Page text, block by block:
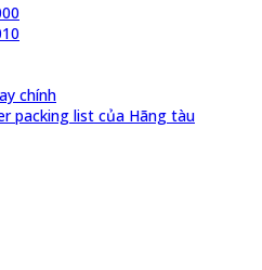
chính
packing list của Hãng tàu